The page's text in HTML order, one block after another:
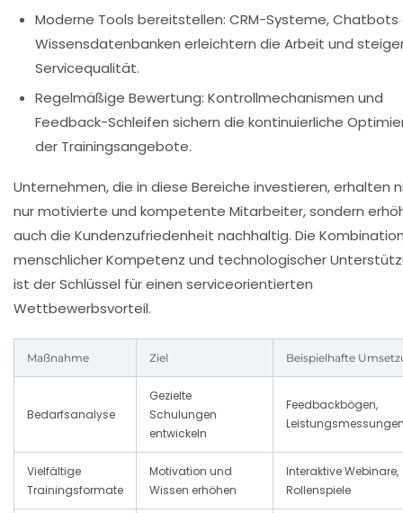
Moderne Tools bereitstellen: CRM-Systeme, Chatbots
Wissensdatenbanken erleichtern die Arbeit und
Servicequalität.
Regelmäßige Bewertung: Kontrollmechanismen und
Feedback-Schleifen sichern die kontinuierliche
der Trainingsangebote.
Unternehmen, die in diese Bereiche investieren, erhalten
nur motivierte und kompetente Mitarbeiter, sondern
auch die Kundenzufriedenheit nachhaltig. Die
menschlicher Kompetenz und technologischer
ist der Schlüssel für einen serviceorientierten
Wettbewerbsvorteil.
Maßnahme Ziel Beispielhafte
Bedarfsanalyse
Gezielte
Schulungen
entwickeln
Feedbackbögen,
Vielfältige
Trainingsformate
Motivation und
Wissen erhöhen
Interaktive Webinare,
Rollenspiele